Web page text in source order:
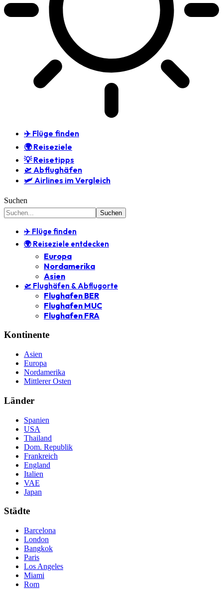
✈️ Flüge finden
🌍 Reiseziele
💡 Reisetipps
🛫 Abflughäfen
🛩️ Airlines im Vergleich
Suchen
✈️ Flüge finden
🌍 Reiseziele entdecken
Europa
Nordamerika
Asien
🛫 Flughäfen & Abflugorte
Flughafen BER
Flughafen MUC
Flughafen FRA
Kontinente
Asien
Europa
Nordamerika
Mittlerer Osten
Länder
Spanien
USA
Thailand
Dom. Republik
Frankreich
England
Italien
VAE
Japan
Städte
Barcelona
London
Bangkok
Paris
Los Angeles
Miami
Rom